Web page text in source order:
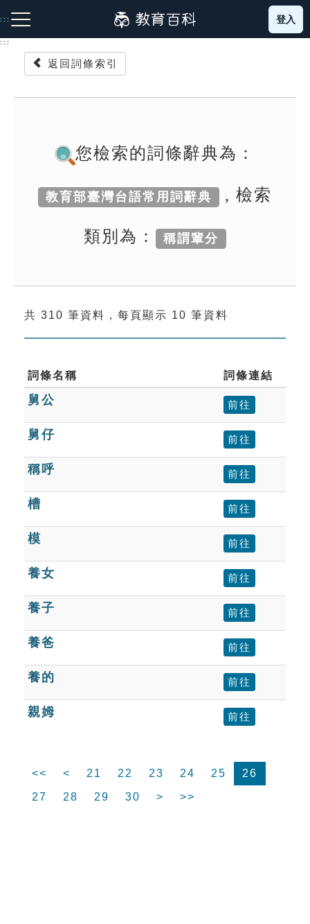
到
主
:::
成語故事
索引選單
單字索引
生命大百科索引
遊戲專區
教學應用
貓頭鷹博士
登入
:::
返回詞條索引
您檢索的詞條辭典為：
教育部臺灣台語常用詞辭典 , 檢索
類別為： 稱謂輩分
共 310 筆資料，每頁顯示 10 筆資料
詞條名稱 詞條連結
舅公 前往
舅仔 前往
稱呼 前往
槽 前往
模 前往
養女 前往
養子 前往
養爸 前往
養的 前往
親姆 前往
<< < 21 22 23 24 25
26
27
28 29 30 > >>